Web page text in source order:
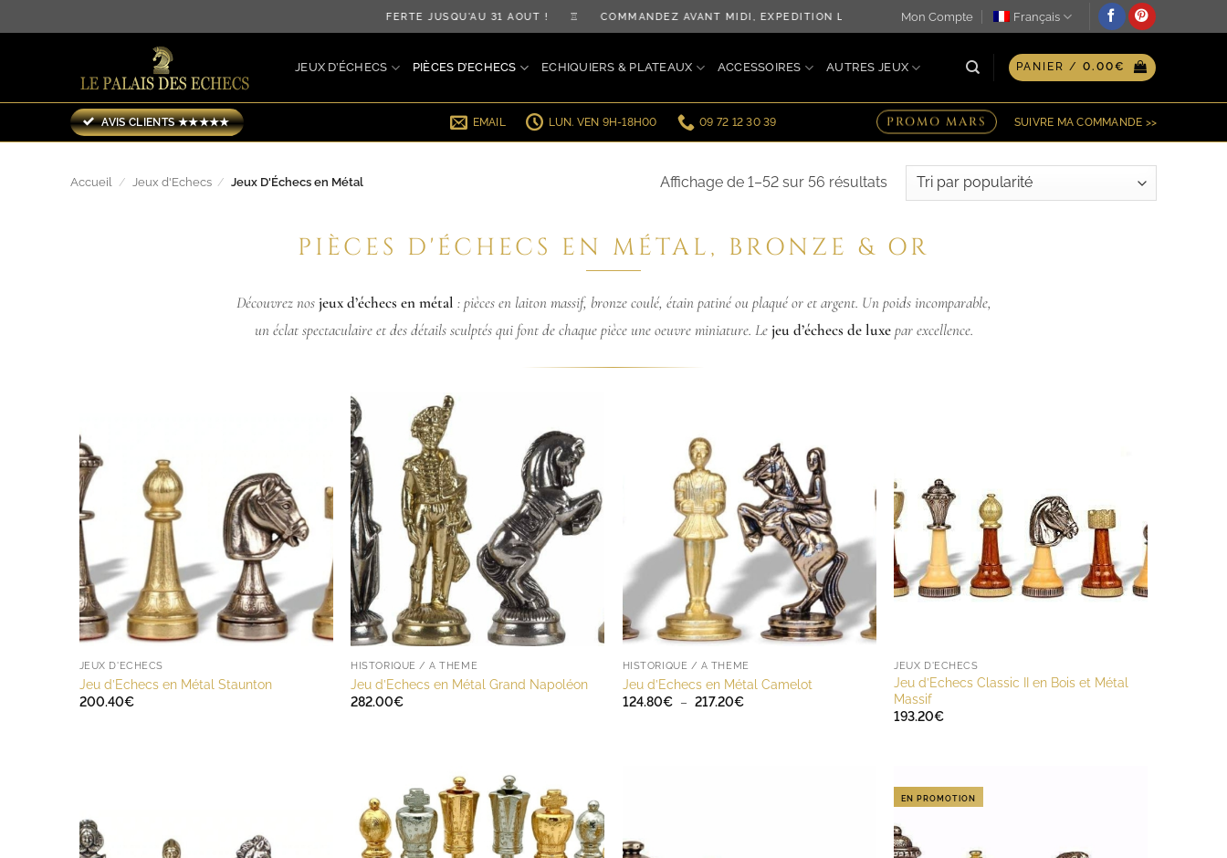
au
LIVRAISON OFFERTE JUSQU'AU 31 AOÛT ! ♖ COMMANDEZ AVANT MIDI, EXPÉDITION LE JOUR MÊME ♖ OPTION GRAVURE PERSONNALISÉE SUR
Mon Compte Français
JEUX D’ÉCHECS PIÈCES D’ECHECS ECHIQUIERS & PLATEAUX ACCESSOIRES AUTRES JEUX PANIER / 0.00€
AVIS CLIENTS ★★★★★ EMAIL LUN. VEN 9H-18H00 09 72 12 30 39 PROMO MARS SUIVRE MA COMMANDE >>
Accueil / Jeux d'Echecs / Jeux D'Échecs en Métal Affichage de 1–52 sur 56 résultatsTrié
par
PIÈCES D'ÉCHECS EN MÉTAL, BRONZE & OR
Découvrez nosjeux d’échecs en métal : pièces en laiton massif, bronze coulé, étain patiné ou plaqué or et argent. Un poids incomparable,
un éclat spectaculaire et des détails sculptés qui font de chaque pièce une oeuvre miniature. Lejeu d’échecs de luxepar excellence.
JEUX D'ECHECS
Jeu d’Echecs en Métal Staunton
200.40€
HISTORIQUE / A THÈME
Jeu d’Echecs en Métal Grand Napoléon
282.00€
HISTORIQUE / A THÈME
Jeu d’Echecs en Métal Camelot
124.80€ – 217.20€Plage
JEUX D'ECHECS
Jeu d’Echecs Classic II en Bois et Métal
Massif
193.20€
EN PROMOTION